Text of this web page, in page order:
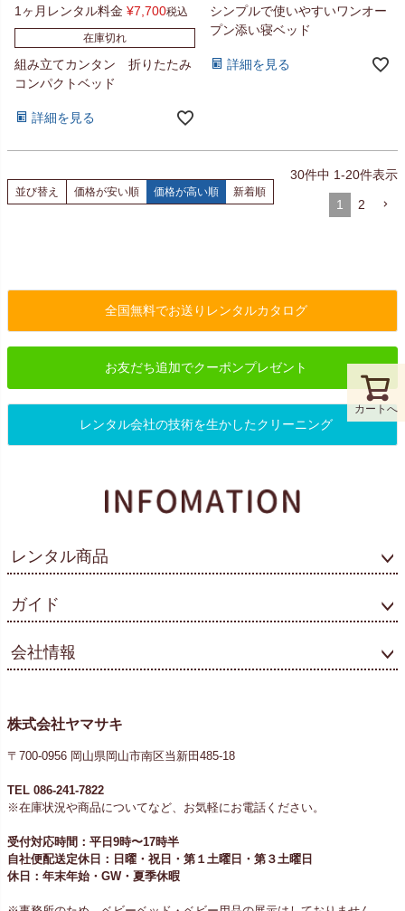
1ヶ月レンタル料金 ¥7,700税込
在庫切れ
組み立てカンタン 折りたたみ
コンパクトベッド
詳細を見る
シンプルで使いやすいワンオー
プン添い寝ベッド
詳細を見る
並び替え 価格が安い順 価格が高い順 新着順
30件中 1-20件表示
1 2
カートへ
全国無料でお送りレンタルカタログ
お友だち追加でクーポンプレゼント
レンタル会社の技術を生かしたクリーニング
レンタル商品
ガイド
会社情報
株式会社ヤマサキ
〒700-0956 岡山県岡山市南区当新田485-18
TEL 086-241-7822
※在庫状況や商品についてなど、お気軽にお電話ください。
受付対応時間：平日9時〜17時半
自社便配送定休日：日曜・祝日・第１土曜日・第３土曜日
休日：年末年始・GW・夏季休暇